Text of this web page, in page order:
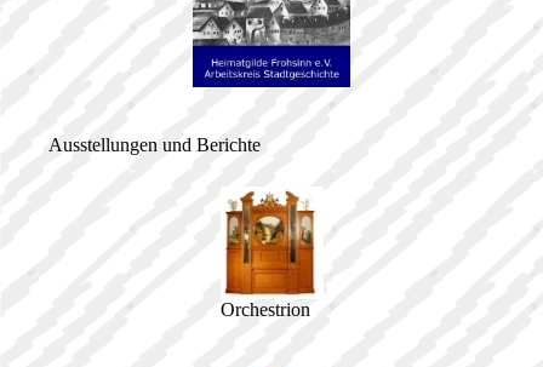
Ausstellungen und Berichte
Orchestrion